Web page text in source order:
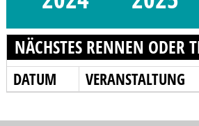
NÄCHSTES RENNEN ODER
DATUM VERANSTALTUNG